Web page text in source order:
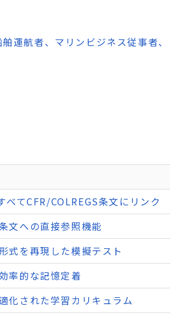
運航者、マリンビジネス従事者、
てCFR/COLREGS条文にリンク
文への直接参照機能
式を再現した模擬テスト
率的な記憶定着
化された学習カリキュラム